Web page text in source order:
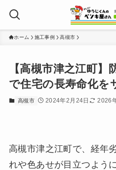
ホーム 施工事例 高槻市
【高槻市津之江町
で住宅の長寿命化を
高槻市 2024年2月24日 2026
高槻市津之江町で、経年
れや色あせが目立つよう